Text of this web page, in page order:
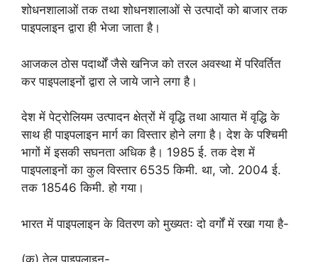
शोधनशालाओं तक तथा शोधनशालाओं से उत्पादों को बाजार तक
पाइपलाइन द्वारा ही भेजा जाता है।
आजकल ठोस पदार्थों जैसे खनिज को तरल अवस्था में परिवर्तित
कर पाइपलाइनों द्वारा ले जाये जाने लगा है।
देश में पेट्रोलियम उत्पादन क्षेत्रों में वृद्धि तथा आयात में वृद्धि के
साथ ही पाइपलाइन मार्ग का विस्तार होने लगा है। देश के पश्चिमी
भागों में इसकी सघनता अधिक है। 1985 ई. तक देश में
पाइपलाइनों का कुल विस्तार 6535 किमी. था, जो. 2004 ई.
तक 18546 किमी. हो गया।
भारत में पाइपलाइन के वितरण को मुख्यतः दो वर्गों में रखा गया है-
(क) तेल पाइपलाइन-